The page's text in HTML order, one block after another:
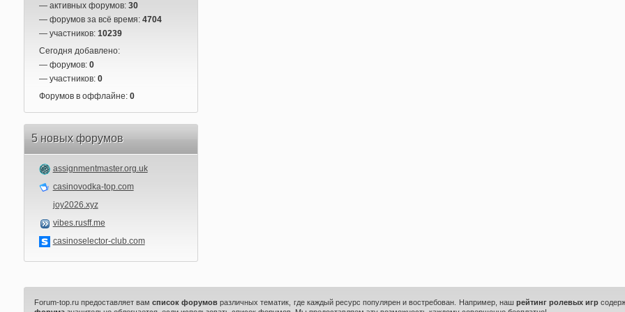
— активных форумов: 30
— форумов за всё время: 4704
— участников: 10239
Сегодня добавлено:
— форумов: 0
— участников: 0
Форумов в оффлайне: 0
5 новых форумов
assignmentmaster.org.uk
casinovodka-top.com
joy2026.xyz
vibes.rusff.me
casinoselector-club.com
Forum-top.ru предоставляет вамсписок форумов различных тематик, где каждый ресурс популярен и востребован. Например, наш рейтинг ролевых игр